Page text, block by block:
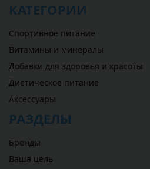
КАТЕГОРИИ
Спортивное питание
Витамины и минералы
Добавки для здоровья и красоты
Диетическое питание
Аксессуары
РАЗДЕЛЫ
Бренды
Ваша цель